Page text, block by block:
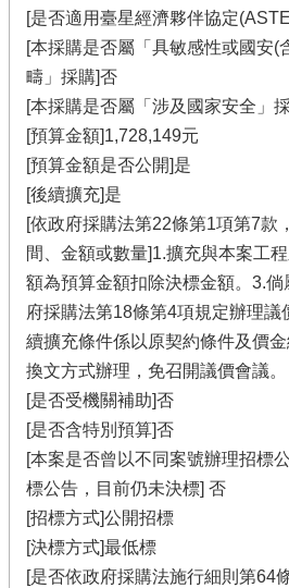
[是否適用臺星經濟夥伴協定
[本採購是否屬「具敏感性或國安(
疇」採購]否
[本採購是否屬「涉及國家安全」
[預算金額]1,728,149元
[預算金額是否公開]是
[後續擴充]是
[依政府採購法第22條第1項第7款
間、金額或數量]1.擴充與本案工
額為預算金額扣除決標金額。3.
府採購法第18條第4項規定辦理議
續擴充條件係以原契約條件及價
換文方式辦理，免召開議價會議。
[是否受機關補助]否
[是否含特別預算]否
[本案是否曾以不同案號辦理招標
標公告，目前仍未決標] 否
[招標方式]公開招標
[決標方式]最低標
[是否依政府採購法施行細則第64